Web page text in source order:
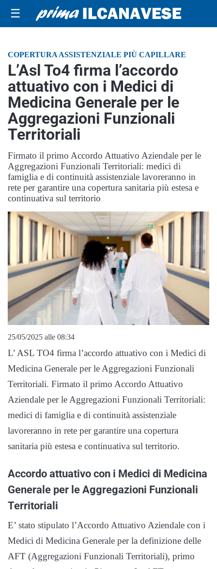
☰
COPERTURA ASSISTENZIALE PIÙ CAPILLARE
L’Asl To4 firma l’accordo
attuativo con i Medici di
Medicina Generale per le
Aggregazioni Funzionali
Territoriali
Firmato il primo Accordo Attuativo Aziendale per le
Aggregazioni Funzionali Territoriali: medici di
famiglia e di continuità assistenziale lavoreranno in
rete per garantire una copertura sanitaria più estesa e
continuativa sul territorio
25/05/2025 alle 08:34
L’ ASL TO4 firma l’accordo attuativo con i Medici di
Medicina Generale per le Aggregazioni Funzionali
Territoriali. Firmato il primo Accordo Attuativo
Aziendale per le Aggregazioni Funzionali Territoriali:
medici di famiglia e di continuità assistenziale
lavoreranno in rete per garantire una copertura
sanitaria più estesa e continuativa sul territorio.
Accordo attuativo con i Medici di Medicina
Generale per le Aggregazioni Funzionali
Territoriali
E’ stato stipulato l’Accordo Attuativo Aziendale con i
Medici di Medicina Generale per la definizione delle
AFT (Aggregazioni Funzionali Territoriali), primo